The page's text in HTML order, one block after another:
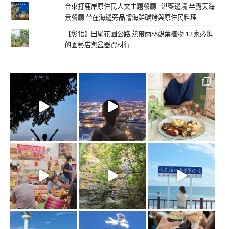
台東打鹿岸原住民人文主題餐廳 - 湛藍邊境 半露天海
景餐廳 坐在海邊旁品嚐海鮮碳烤與原住民料理
【彰化】田尾花園公路 熱帶雨林觀葉植物 12家必逛
的園藝店與盆器資材行